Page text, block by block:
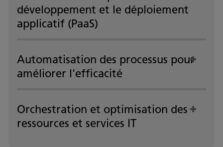
développement et le déploiement
applicatif (PaaS)
Automatisation des processus pour
améliorer l'efficacité
Orchestration et optimisation des
ressources et services IT